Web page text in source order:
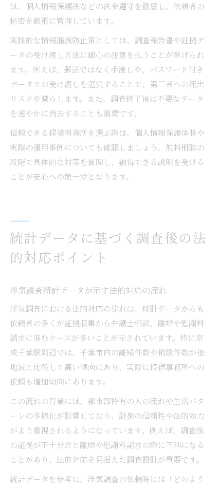
は、個人情報保護法などの法令遵守を徹底し、依頼者の
秘密を厳重に管理しています。
実践的な情報漏洩防止策としては、調査報告書や証拠デ
ータの受け渡し方法に細心の注意を払うことが挙げられ
ます。例えば、郵送ではなく手渡しや、パスワード付き
データでの受け渡しを選択することで、第三者への流出
リスクを減らします。また、調査終了後は不要なデータ
を速やかに消去することも重要です。
信頼できる探偵事務所を選ぶ際は、個人情報保護体制や
実際の運用事例についても確認しましょう。無料相談の
段階で具体的な対策を質問し、納得できる説明を受ける
ことが安心への第一歩となります。
統計データに基づく調査後の法
的対応ポイント
浮気調査統計データが示す法的対応の流れ
浮気調査における法的対応の流れは、統計データからも
依頼者の多くが証拠収集から弁護士相談、離婚や慰謝料
請求に進むケースが多いことが示されています。特に京
成千葉駅周辺では、千葉市内の離婚件数や相談件数が他
地域と比較して高い傾向にあり、実際に探偵事務所への
依頼も増加傾向にあります。
この流れの背景には、都市部特有の人の流れや生活パタ
ーンの多様化が影響しており、証拠の信頼性や法的効力
がより重視されるようになっています。例えば、調査後
の証拠が不十分だと離婚や慰謝料請求の際に不利になる
ことがあり、法的対応を見据えた調査設計が重要です。
統計データを参考に、浮気調査の依頼時には「どのよう